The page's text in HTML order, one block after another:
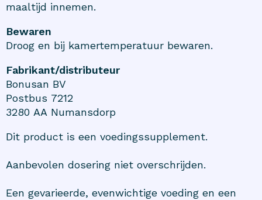
maaltijd innemen.
Bewaren
Droog en bij kamertemperatuur bewaren.
Fabrikant/distributeur
Bonusan BV
Postbus 7212
3280 AA Numansdorp
Dit product is een voedingssupplement.
Aanbevolen dosering niet overschrijden.
Een gevarieerde, evenwichtige voeding en een